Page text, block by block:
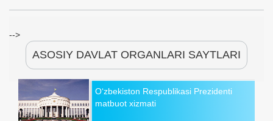
-->
ASOSIY DAVLAT ORGANLARI SAYTLARI
O‘zbekiston Respublikasi Prezidenti
matbuot xizmati